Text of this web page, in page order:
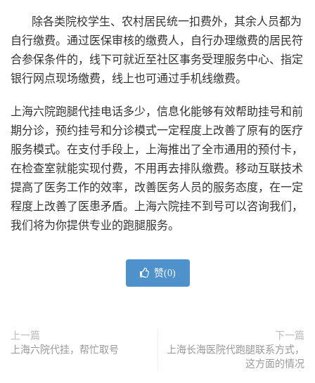
除各类院校学生、农村居民统一扣费外，其余人员都为
自行缴费。通过医保审核的缴费人，自行办理缴费的居民符
合参保条件的，线下可就近至社区事务受理服务中心、指定
银行网点现场缴费，线上也可通过手机线缴费。
上海六院跑腿代挂电话多少， 信息化能够有效帮助挂号和前
期分诊，预约挂号和分诊模式一定程度上改善了原有的医疗
服务模式。在支付手段上，上海推出了全市通用的预付卡，
在检查室就能实现付费，不用再去排队缴费。移动互联技术
提高了医务工作的效率，改善医务人员的服务态度，在一定
程度上改善了医患矛盾。上海六院挂不到号可以咨询我们，
我们将为你提供专业的跑腿服务。
赞(0)
上一篇
上海六院代挂，帮忙取号
下一篇
上海长海医院代跑腿联系方式，
这方面的情况